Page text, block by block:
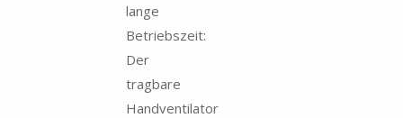
lange
Betriebszeit:
Der
tragbare
Handventilator